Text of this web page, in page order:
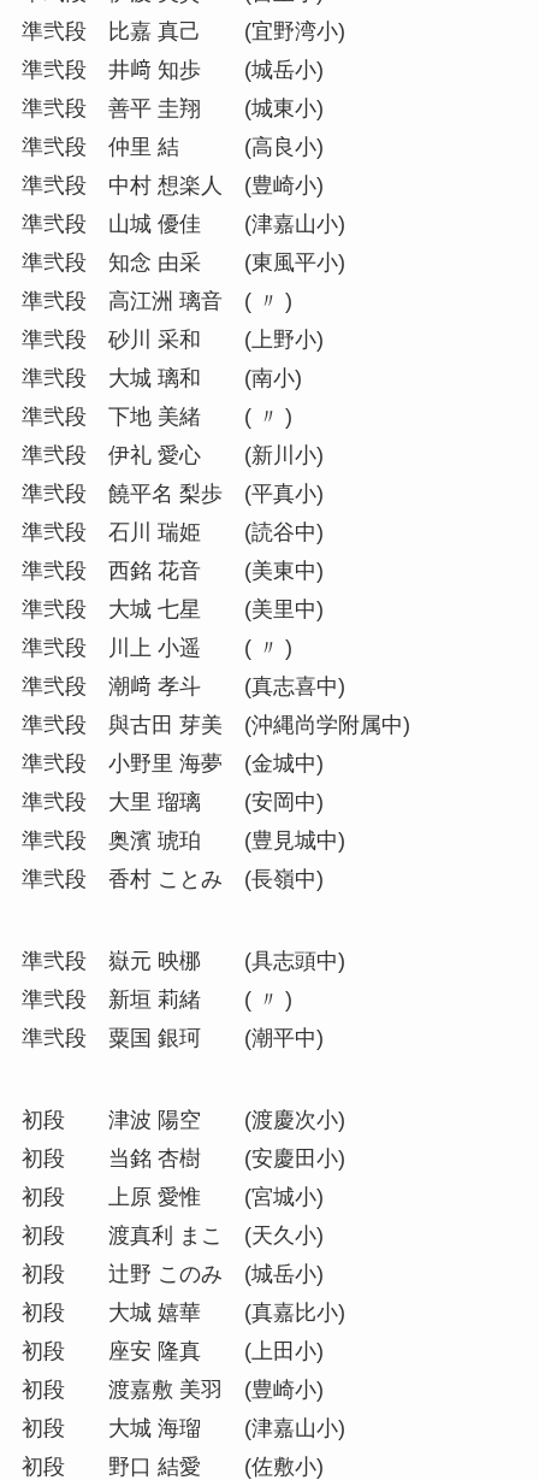
準弐段 比嘉 真己 (宜野湾小)
準弐段 井﨑 知歩 (城岳小)
準弐段 善平 圭翔 (城東小)
準弐段 仲里 結 (高良小)
準弐段 中村 想楽人 (豊崎小)
準弐段 山城 優佳 (津嘉山小)
準弐段 知念 由采 (東風平小)
準弐段 高江洲 璃音 ( 〃 )
準弐段 砂川 采和 (上野小)
準弐段 大城 璃和 (南小)
準弐段 下地 美緒 ( 〃 )
準弐段 伊礼 愛心 (新川小)
準弐段 饒平名 梨歩 (平真小)
準弐段 石川 瑞姫 (読谷中)
準弐段 西銘 花音 (美東中)
準弐段 大城 七星 (美里中)
準弐段 川上 小遥 ( 〃 )
準弐段 潮﨑 孝斗 (真志喜中)
準弐段 與古田 芽美 (沖縄尚学附属中)
準弐段 小野里 海夢 (金城中)
準弐段 大里 瑠璃 (安岡中)
準弐段 奥濱 琥珀 (豊見城中)
準弐段 香村 ことみ (長嶺中)
準弐段 嶽元 映梛 (具志頭中)
準弐段 新垣 莉緒 ( 〃 )
準弐段 粟国 銀珂 (潮平中)
初段 津波 陽空 (渡慶次小)
初段 当銘 杏樹 (安慶田小)
初段 上原 愛惟 (宮城小)
初段 渡真利 まこ (天久小)
初段 辻野 このみ (城岳小)
初段 大城 嬉華 (真嘉比小)
初段 座安 隆真 (上田小)
初段 渡嘉敷 美羽 (豊崎小)
初段 大城 海瑠 (津嘉山小)
初段 野口 結愛 (佐敷小)